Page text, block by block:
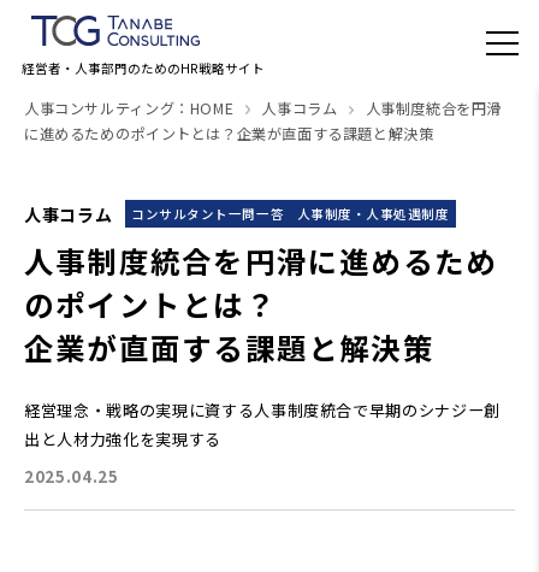
経営者・人事部門のためのHR戦略サイト
人事コンサルティング：HOME 人事コラム
人事制度統合を円滑
に進めるためのポイントとは？企業が直面する課題と解決策
人事コラム コンサルタント一問一答 人事制度・人事処遇制度
人事制度統合を円滑に進めるため
のポイントとは？
企業が直面する課題と解決策
経営理念・戦略の実現に資する人事制度統合で早期のシナジー創
出と人材力強化を実現する
2025.04.25